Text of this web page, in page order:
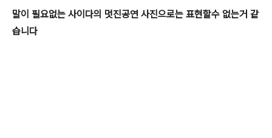
말이 필요없는 사이다의 멋진공연 사진으로는 표현할수 없는거 같
습니다